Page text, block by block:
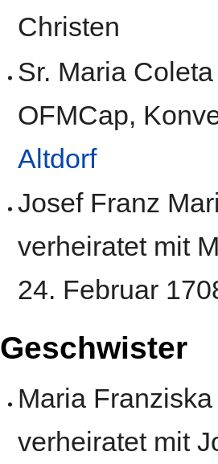
Christen‎
‎Sr. Maria
OFMCap,
Altdorf‏‎
Josef Franz
verheiratet mit
24. Februar
Geschwister
Maria
verheiratet mit